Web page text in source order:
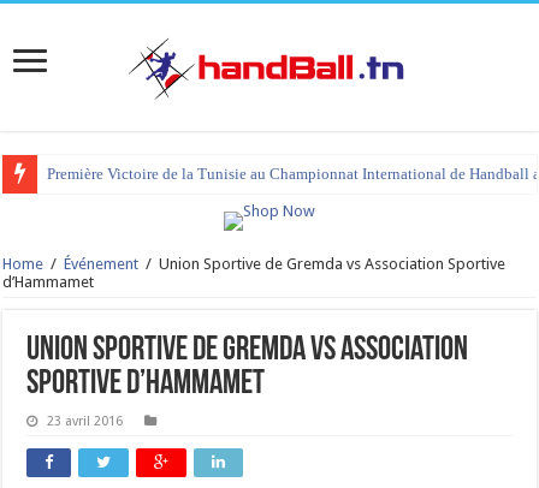
Première Victoire de la Tunisie au Championnat International de Handball
Home / Événement / Union Sportive de Gremda vs Association Sportive
d’Hammamet
Union Sportive de Gremda vs Association
Sportive d’Hammamet
23 avril 2016